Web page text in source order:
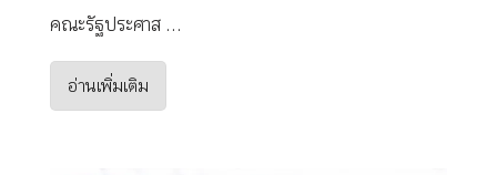
คณะรัฐประศาส ...
อ่านเพิ่มเติม